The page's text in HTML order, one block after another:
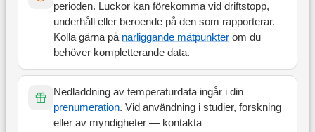
perioden. Luckor kan förekomma vid driftstopp,
underhåll eller beroende på den som rapporterar.
Kolla gärna på närliggande mätpunkterom du
behöver kompletterande data.
Nedladdning av temperaturdata ingår i din
prenumeration. Vid användning i studier, forskning
eller av myndigheter — kontakta